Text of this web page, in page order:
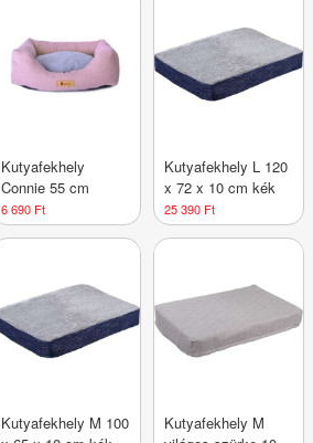
Kutyafekhely
Connie 55 cm
6 690 Ft
Kutyafekhely L 120
x 72 x 10 cm kék
25 390 Ft
Kutyafekhely M 100
Kutyafekhely M